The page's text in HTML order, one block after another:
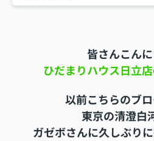
皆さんこんに
ひだまりハウス日立店
以前こちらのブ
東京の清澄白
ガゼボさんに久しぶり